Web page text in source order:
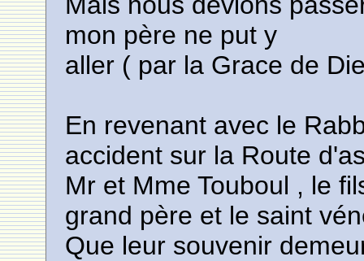
mon père ne put y
aller ( par la Grace de
En revenant avec le
accident sur la Route
Mr et Mme Touboul , le
grand père et le saint
Que leur souvenir